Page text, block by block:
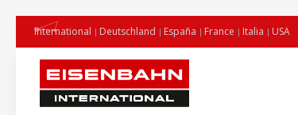
International Deutschland España France Italia USA